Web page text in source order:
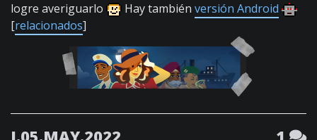
logre averiguarlo
Hay también versión Android
[relacionados]